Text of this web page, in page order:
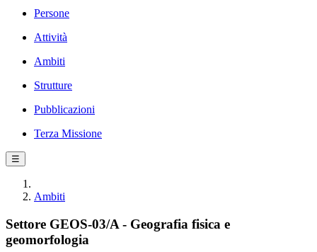
Persone
Attività
Ambiti
Strutture
Pubblicazioni
Terza Missione
☰
Ambiti
Settore GEOS-03/A - Geografia fisica e
geomorfologia